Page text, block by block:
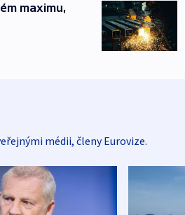
maximu,
médii, členy Eurovize.